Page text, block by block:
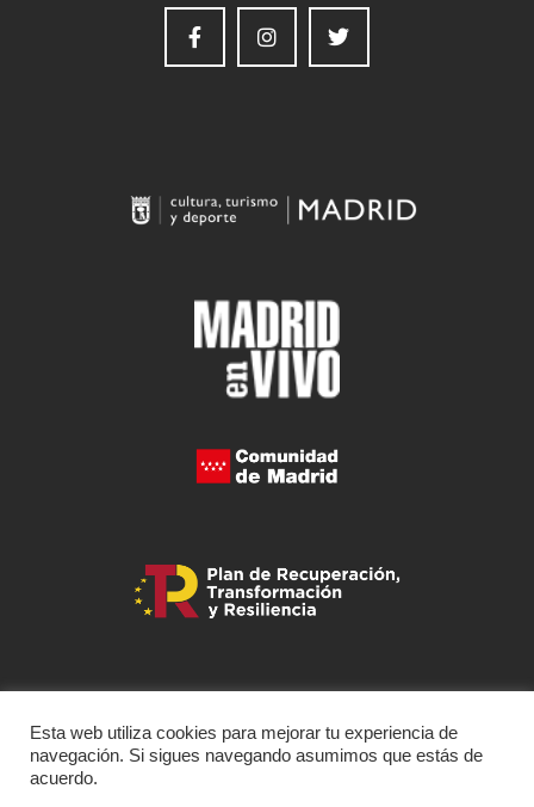
Esta web utiliza cookies para mejorar tu experiencia de
navegación. Si sigues navegando asumimos que estás de
acuerdo.